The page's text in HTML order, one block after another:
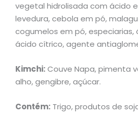
vegetal hidrolisada com ácido
levedura, cebola em pó,
cogumelos em pó, especiarias,
ácido cítrico, agente
Kimchi:Couve Napa, pimenta
alho, gengibre, açúcar.
Contém: Trigo, produtos de